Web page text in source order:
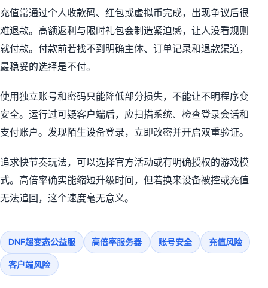
充值常通过个人收款码、红包或虚拟币完成，出现争议后很
难退款。高额返利与限时礼包会制造紧迫感，让人没看规则
就付款。付款前若找不到明确主体、订单记录和退款渠道，
最稳妥的选择是不付。
使用独立账号和密码只能降低部分损失，不能让不明程序变
安全。运行过可疑客户端后，应扫描系统、检查登录会话和
支付账户。发现陌生设备登录，立即改密并开启双重验证。
追求快节奏玩法，可以选择官方活动或有明确授权的游戏模
式。高倍率确实能缩短升级时间，但若换来设备被控或充值
无法追回，这个速度毫无意义。
DNF超变态公益服 高倍率服务器 账号安全 充值风险
客户端风险